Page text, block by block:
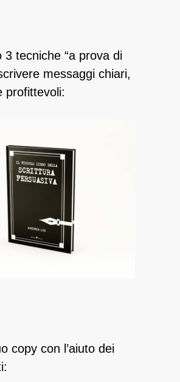
3 tecniche “a prova di
messaggi chiari,
profittevoli:
copy con l’aiuto dei